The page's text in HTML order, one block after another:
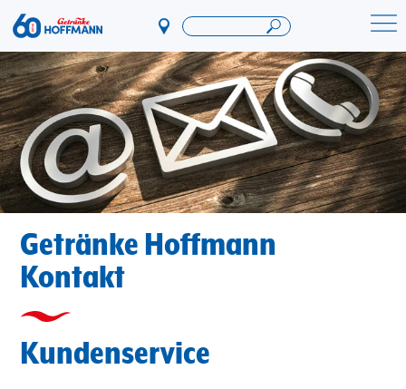
Direkt
zum
Inhalt
Startseite Getränke Hoffmann
Getränke Hoffmann
Kontakt
Kundenservice